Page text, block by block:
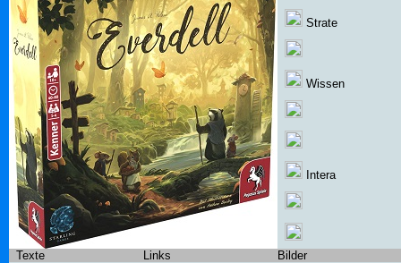
Strate
Wissen
Intera
Texte Links
Bilder